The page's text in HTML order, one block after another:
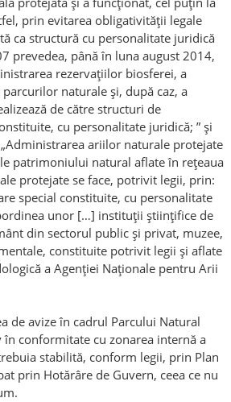
prin evitarea obligativității legale
ca structură cu personalitate juridică
prevedea, până în luna august 2014,
rezervaţiilor biosferei, a
naturale şi, după caz, a
de către structuri de
cu personalitate juridică; ” și
ariilor naturale protejate
patrimoniului natural aflate în reţeaua
protejate se face, potrivit legii, prin:
special constituite, cu personalitate
unor […] instituţii ştiinţifice de
din sectorul public şi privat, muzee,
constituite potrivit legii şi aflate
a Agenţiei Naţionale pentru Arii
de avize în cadrul Parcului Natural
conformitate cu zonarea internă a
stabilită, conform legii, prin Plan
prin Hotărâre de Guvern, ceea ce nu